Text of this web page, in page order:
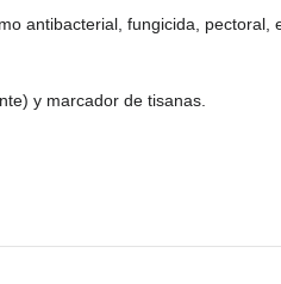
antibacterial, fungicida,
y marcador de tisanas.